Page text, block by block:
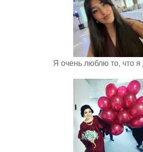
Я очень люблю то, что